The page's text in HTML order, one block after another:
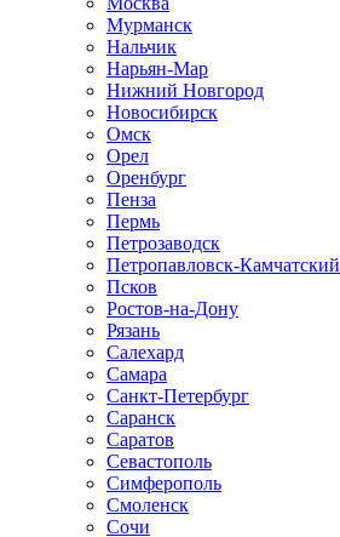
Мурманск
Нальчик
Нарьян-Мар
Нижний Новгород
Новосибирск
Омск
Орел
Оренбург
Пенза
Пермь
Петрозаводск
Петропавловск-Камчатский
Псков
Ростов-на-Дону
Рязань
Салехард
Самара
Санкт-Петербург
Саранск
Саратов
Севастополь
Симферополь
Смоленск
Сочи